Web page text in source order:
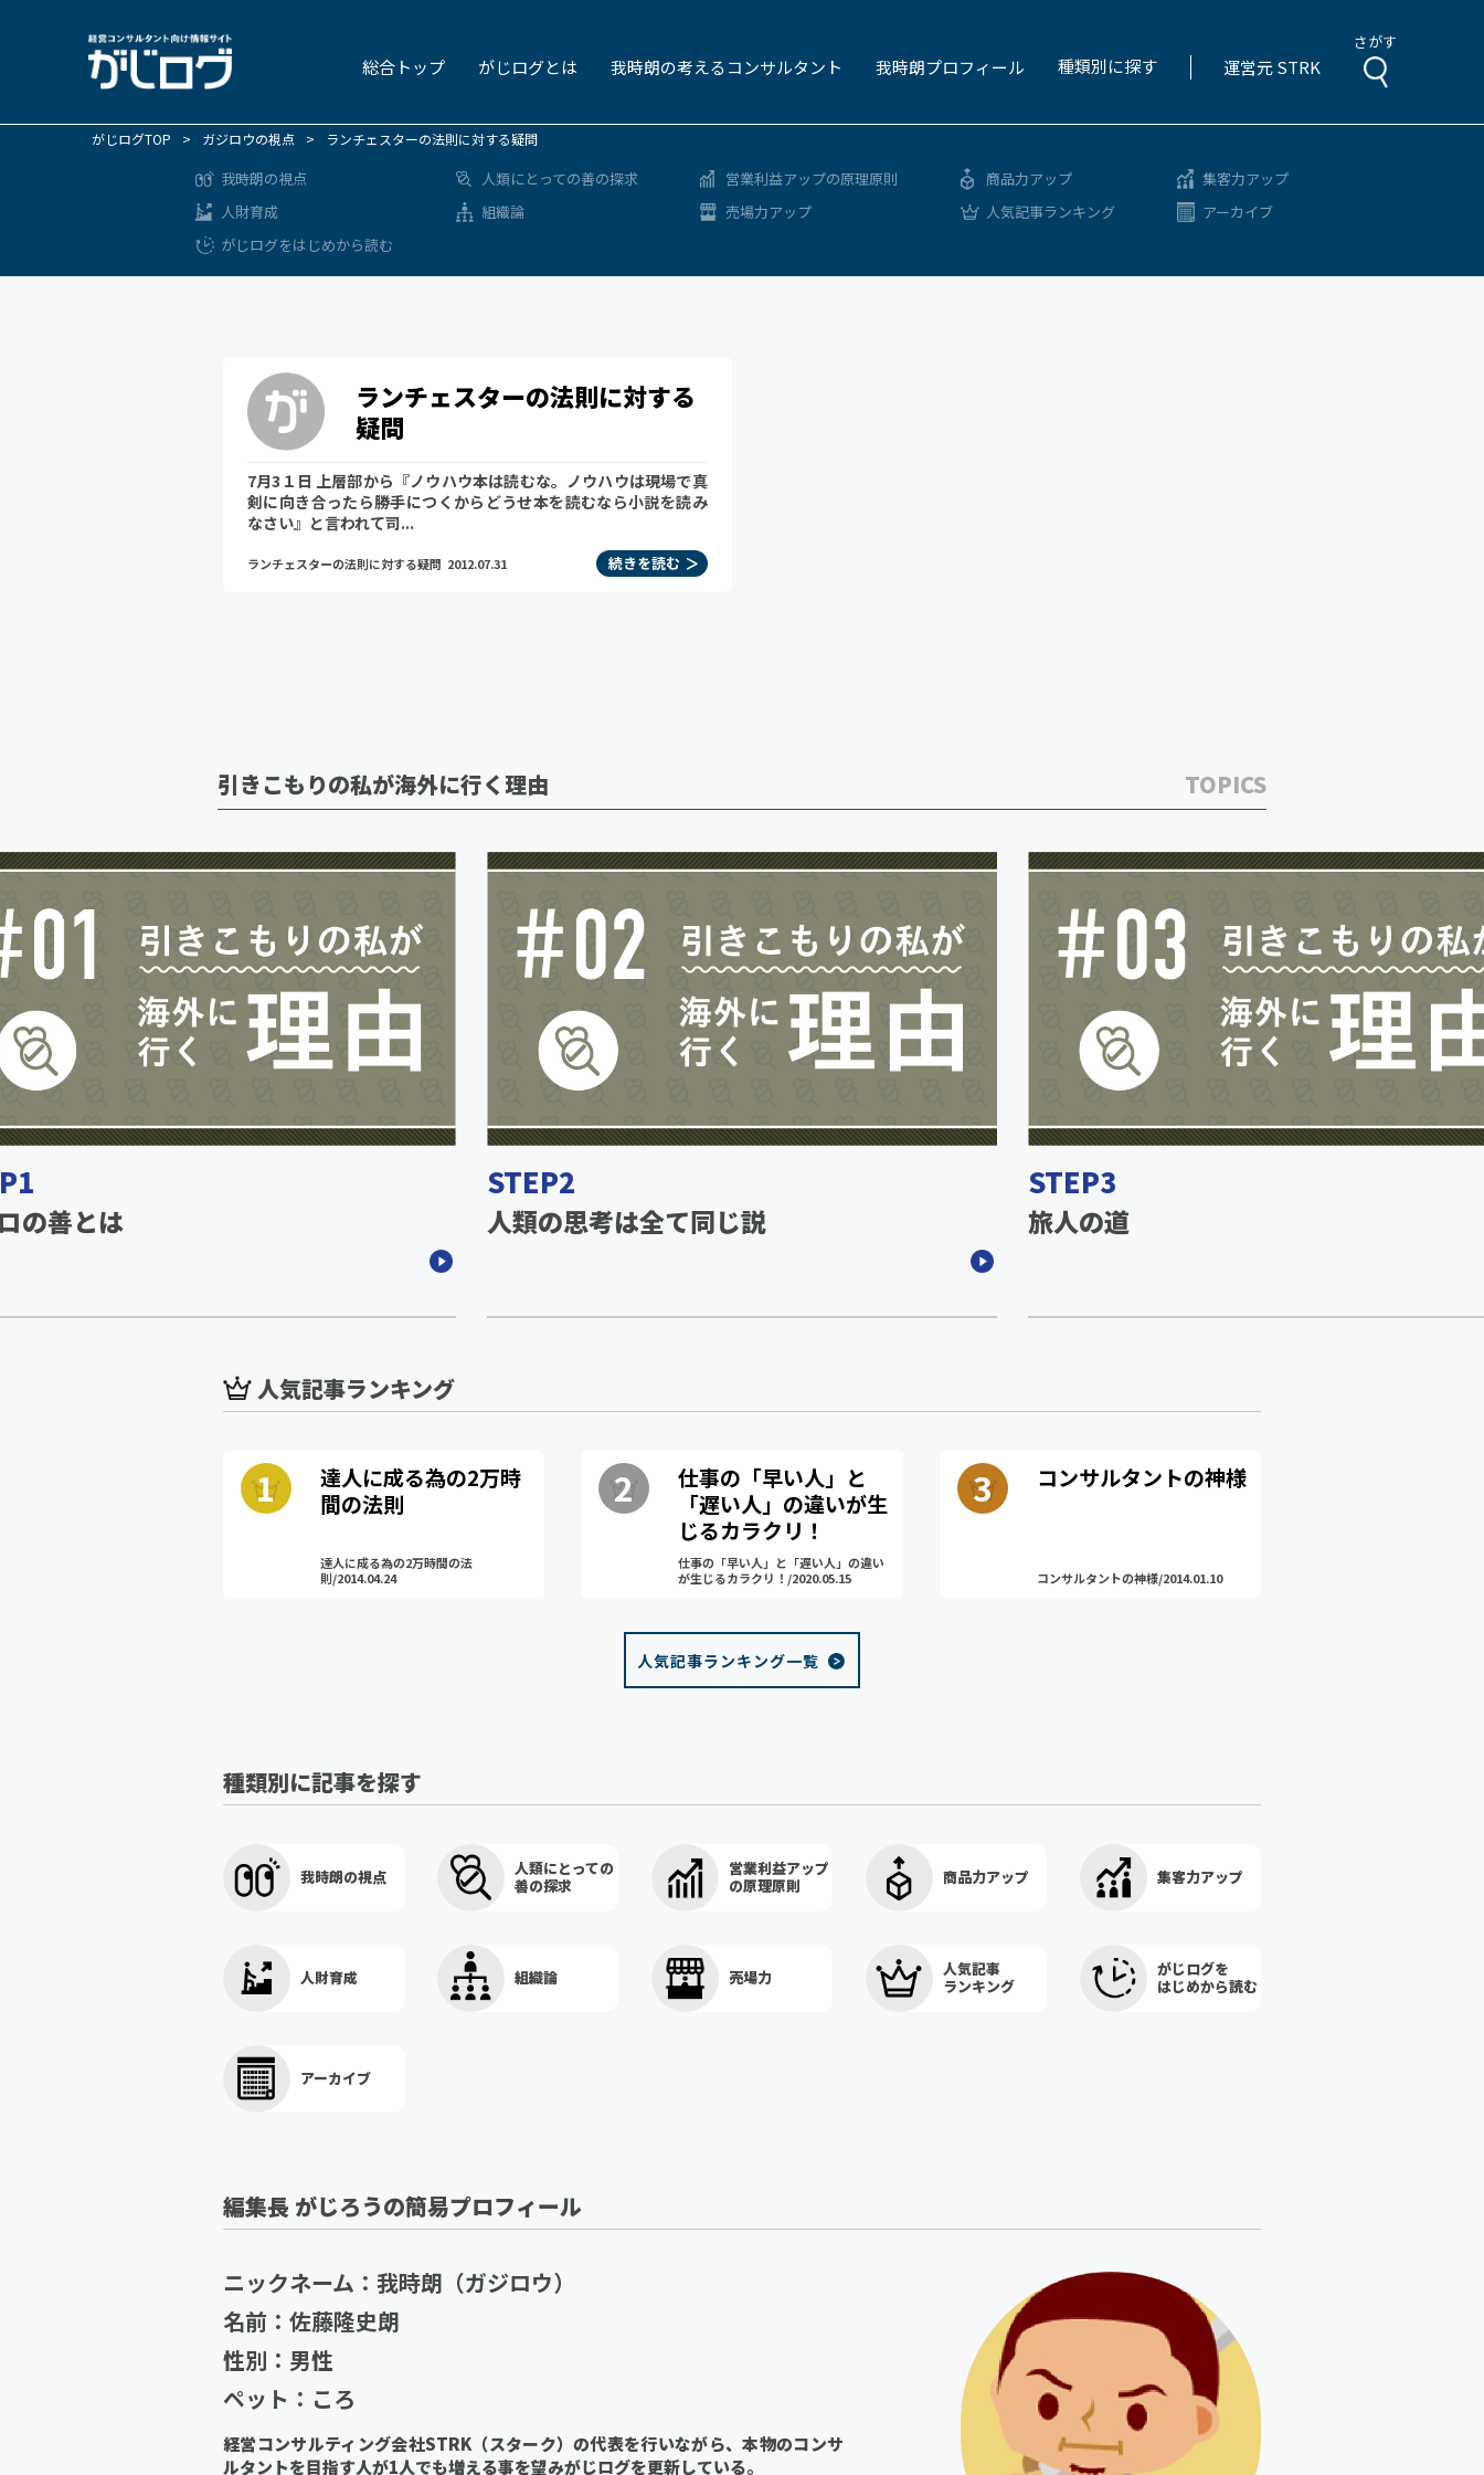
総合トップ がじログとは 我時朗の考えるコンサルタント 我時朗プロフィール 種類別に探す 運営元 STRK
さがす
がじログTOP > ガジロウの視点 > ランチェスターの法則に対する疑問
我時朗の視点
人財育成
がじログをはじめから読む
人類にとっての善の探求
組織論
営業利益アップの原理原則
売場力アップ
商品力アップ
人気記事ランキング
集客力アップ
アーカイブ
ランチェスターの法則に対する
疑問
7月3１日 上層部から『ノウハウ本は読むな。ノウハウは現場で真
剣に向き合ったら勝手につくからどうせ本を読むなら小説を読み
なさい』と言われて司...
ランチェスターの法則に対する疑問 2012.07.31 続きを読む
引きこもりの私が海外に行く理由 TOPICS
の善とは
STEP2
人類の思考は全て同じ説
STEP3
旅人の道
人気記事ランキング
達人に成る為の2万時
間の法則
達人に成る為の2万時間の法
則/2014.04.24
仕事の「早い人」と
「遅い人」の違いが生
じるカラクリ！
仕事の「早い人」と「遅い人」の違い
が生じるカラクリ！/2020.05.15
コンサルタントの神様
コンサルタントの神様/2014.01.10
人気記事ランキング一覧
種類別に記事を探す
我時朗の視点
人類にとっての
善の探求
営業利益アップ
の原理原則
商品力アップ 集客力アップ
人財育成 組織論 売場力
人気記事
ランキング
がじログを
はじめから読む
アーカイブ
編集長 がじろうの簡易プロフィール
ニックネーム：我時朗（ガジロウ）
名前：佐藤隆史朗
性別：男性
ペット：ころ
経営コンサルティング会社STRK（スターク）の代表を行いながら、本物のコンサ
ルタントを目指す人が1人でも増える事を望みがじログを更新している。